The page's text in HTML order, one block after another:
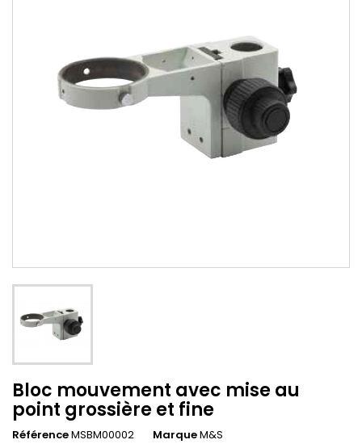
Bloc mouvement avec mise au
point grossière et fine
RéférenceMSBM00002 MarqueM&S